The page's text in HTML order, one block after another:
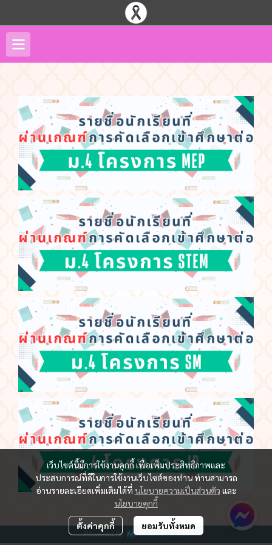
เว็บไซต์นี้มีการใช้งานคุกกี้ เพื่อเพิ่มประสิทธิภาพและ
ประสบการณ์ที่ดีในการใช้งานเว็บไซต์ของท่าน ท่านสามารถ
อ่านรายละเอียดเพิ่มเติมได้ที่ นโยบายความเป็นส่วนตัว และ
นโยบายคุกกี้
ตั้งค่าคุกกี้ ยอมรับทั้งหมด
Powered By MakeWebEasy